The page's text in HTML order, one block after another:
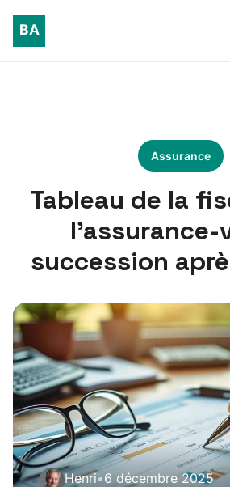
Assurance
Tableau de la
l’assurance-
succession
Henri•6 décembre 2025